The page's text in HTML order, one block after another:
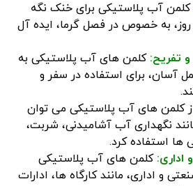
کلمن آب پلاستیکی برای خنک نگه
به خصوص در فصل گرما، ایده‌ آل
تفریح: کلمن‌ های آب پلاستیکی به
آسان، برای استفاده در سفر و
کلمن‌ های آب پلاستیکی می‌ توان
نگهداری آب آشامیدنی، شربت،
ها استفاده کرد.
کلمن‌ های آب پلاستیکی
و اداری، مانند کارگاه‌ ها، ادارات